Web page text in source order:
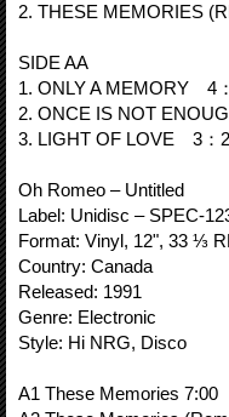
2. THESE MEMORIES
SIDE AA
1. ONLY A MEMORY 4
2. ONCE IS NOT
3. LIGHT OF LOVE 3：
Oh Romeo – Untitled
Label: Unidisc – SPEC-
Format: Vinyl, 12", 33 ⅓
Country: Canada
Released: 1991
Genre: Electronic
Style: Hi NRG, Disco
A1 These Memories 7:00